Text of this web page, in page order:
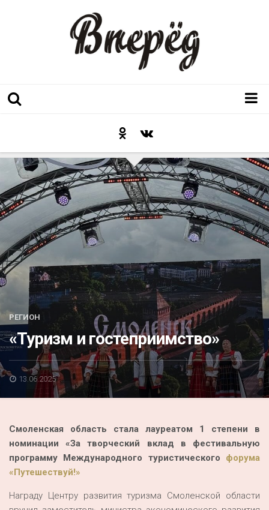
Послесловие к празднику
Факт
Неожиданный ракурс
Контакты
Люди родного края
Акция
К 70-летию районного Дома культуры
Конкурс
Люди родного края
Национальные проекты
Память
Перепись — 2020
РЕГИОН
«Туризм и гостеприимство»
13.06.2025
Смоленская область стала лауреатом 1 степени в
номинации «За творческий вклад в фестивальную
программу Международного туристического форума
«Путешествуй!»
Награду Центру развития туризма Смоленской области